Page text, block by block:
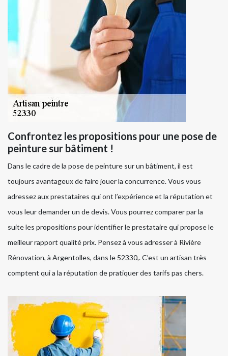
Confrontez les propositions pour une pose de
peinture sur bâtiment !
Dans le cadre de la pose de peinture sur un bâtiment, il est
toujours avantageux de faire jouer la concurrence. Vous vous
adressez aux prestataires qui ont l’expérience et la réputation et
vous leur demander un de devis. Vous pourrez comparer par la
suite les propositions pour identifier le prestataire qui propose le
meilleur rapport qualité prix. Pensez à vous adresser à Rivière
Rénovation, à Argentolles, dans le 52330,. C’est un artisan très
comptent qui a la réputation de pratiquer des tarifs pas chers.